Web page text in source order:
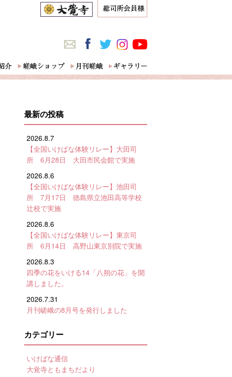
最新の投稿
2026.8.7
【全国いけばな体験リレー】大田司
所 6月28日 大田市民会館で実施
2026.8.6
【全国いけばな体験リレー】池田司
所 7月17日 徳島県立池田高等学校
辻校で実施
2026.8.6
【全国いけばな体験リレー】東京司
所 6月14日 高野山東京別院で実施
2026.8.3
四季の花をいける14「八朔の花」を開
講しました。
2026.7.31
月刊嵯峨の8月号を発行しました
カテゴリー
いけばな通信
大覚寺ともまちだより